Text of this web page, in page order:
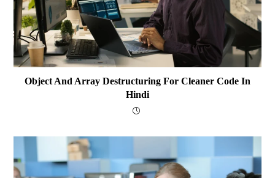
Object And Array Destructuring For Cleaner Code In
Hindi